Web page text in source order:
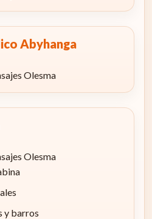
Abyhanga
Olesma
Olesma
y barros